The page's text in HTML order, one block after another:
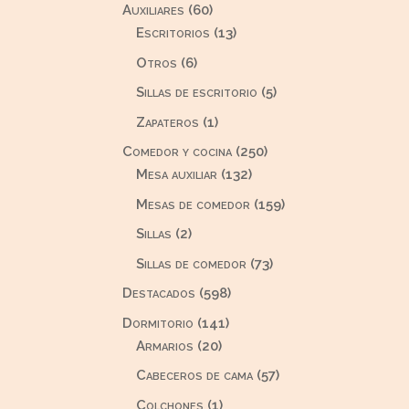
Auxiliares 6060
productos
Escritorios 1313
Otros 66
Sillas de escritorio 55
Zapateros 11
producto
Comedor y cocina 250250
Mesa auxiliar 132132
productos
Mesas de comedor 159159
Sillas 22
productos
Sillas de comedor 7373
Destacados 598598
productos
Dormitorio 141141
Armarios 2020
productos
Cabeceros de cama 5757
Colchones 11